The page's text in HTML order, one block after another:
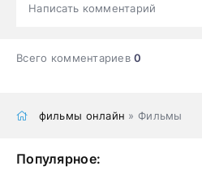
Написать комментарий
Всего комментариев0
фильмы онлайн » Фильмы
Популярное: